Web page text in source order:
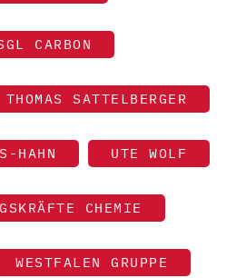
CARBON
THOMAS SATTELBERGER
HAHN UTE WOLF
CHEMIE
WESTFALEN GRUPPE